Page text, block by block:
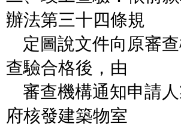
辦法第三十四條規
定圖說文件向原審
查驗合格後，由
審查機構通知申請
府核發建築物室